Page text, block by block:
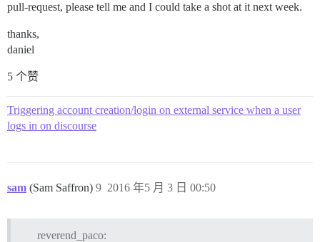
pull-request, please tell me and I could take a shot at it next week.
thanks,
daniel
5 个赞
Triggering account creation/login on external service when a user
logs in on discourse
sam (Sam Saffron) 2016 年5 月 3 日 00:50
9
reverend_paco: